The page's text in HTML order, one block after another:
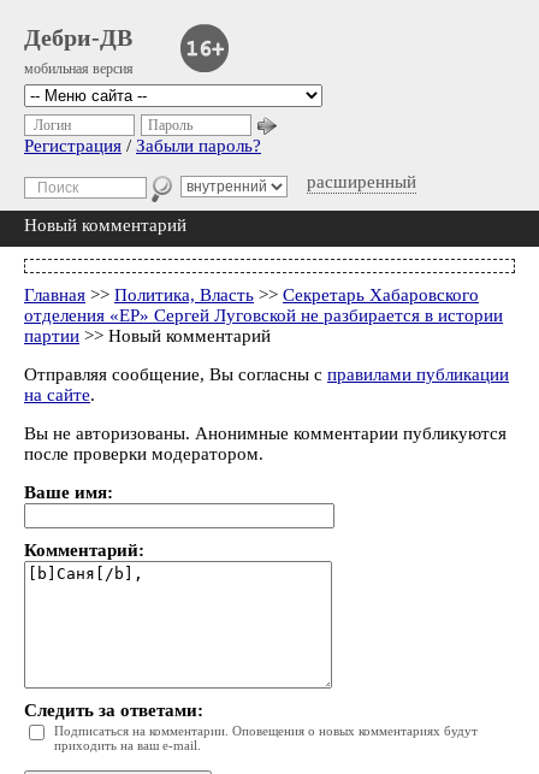
Дебри-ДВ
мобильная версия
расширенный
Логин Пароль
Регистрация / Забыли пароль?
Новый комментарий
Главная >> Политика, Власть >> Секретарь Хабаровского
отделения «ЕР» Сергей Луговской не разбирается в истории
партии >> Новый комментарий
Отправляя сообщение, Вы согласны с правилами публикации
на сайте.
Вы не авторизованы. Анонимные комментарии публикуются
после проверки модератором.
Ваше имя:
Комментарий:
Следить за ответами:
Подписаться на комментарии. Оповещения о новых комментариях будут
приходить на ваш e-mail.